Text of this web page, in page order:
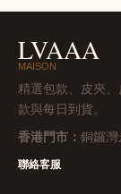
LVAAA
MAISON
精選包款、皮夾
款與每日到貨。
香港門市： 銅鑼
聯絡客服